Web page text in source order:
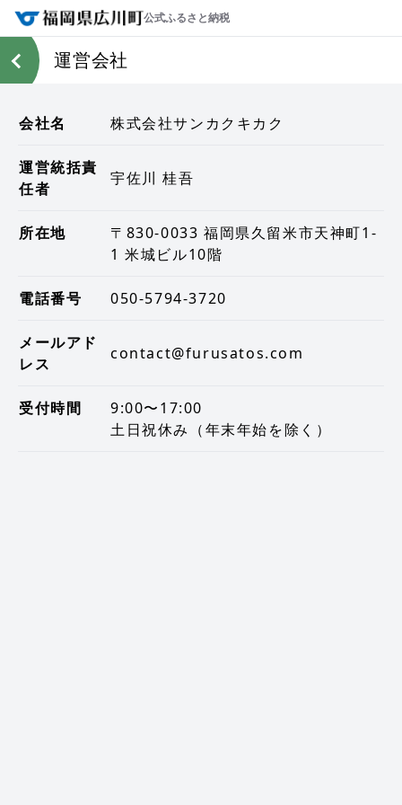
公式ふるさと納税
運営会社
会社名 株式会社サンカクキカク
運営統括責
任者
宇佐川 桂吾
所在地
〒830-0033 福岡県久留米市天神町1-
1 米城ビル10階
電話番号 050-5794-3720
メールアド
レス
contact@furusatos.com
受付時間
9:00〜17:00
土日祝休み（年末年始を除く）